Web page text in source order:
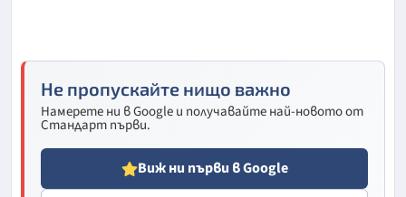
Не пропускайте нищо важно
Намерете ни в Google и получавайте най-новото от
Стандарт първи.
Виж ни първи в Google